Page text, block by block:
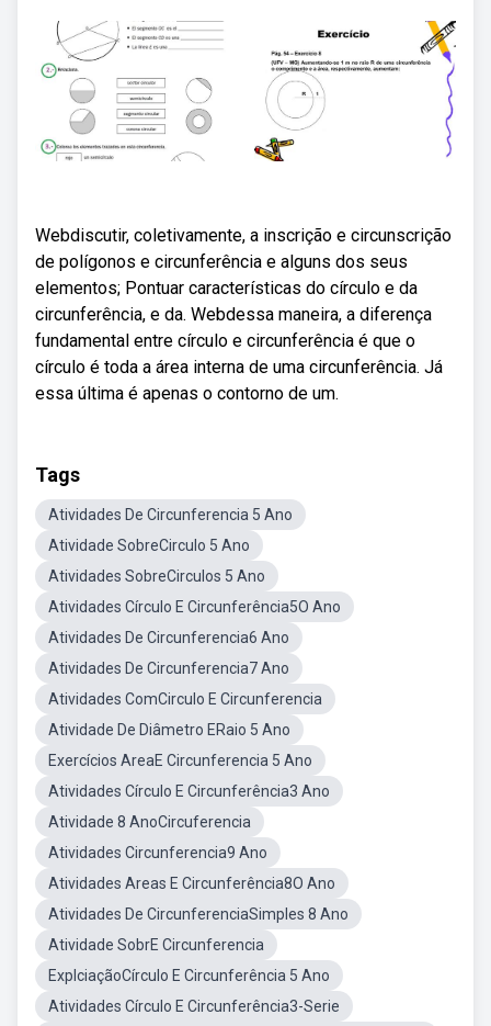
Webdiscutir, coletivamente, a inscrição e circunscrição
de polígonos e circunferência e alguns dos seus
elementos; Pontuar características do círculo e da
circunferência, e da. Webdessa maneira, a diferença
fundamental entre círculo e circunferência é que o
círculo é toda a área interna de uma circunferência. Já
essa última é apenas o contorno de um.
Tags
Atividades De Circunferencia 5 Ano
Atividade SobreCirculo 5 Ano
Atividades SobreCirculos 5 Ano
Atividades Círculo E Circunferência5O Ano
Atividades De Circunferencia6 Ano
Atividades De Circunferencia7 Ano
Atividades ComCirculo E Circunferencia
Atividade De Diâmetro ERaio 5 Ano
Exercícios AreaE Circunferencia 5 Ano
Atividades Círculo E Circunferência3 Ano
Atividade 8 AnoCircuferencia
Atividades Circunferencia9 Ano
Atividades Areas E Circunferência8O Ano
Atividades De CircunferenciaSimples 8 Ano
Atividade SobrE Circunferencia
ExplciaçãoCírculo E Circunferência 5 Ano
Atividades Círculo E Circunferência3-Serie